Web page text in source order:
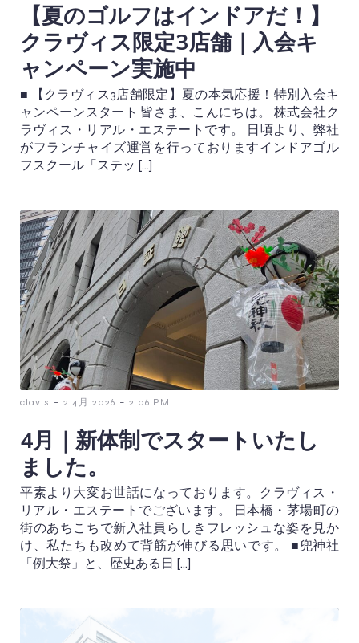
【夏のゴルフはインドアだ！】
クラヴィス限定3店舗｜入会キ
ャンペーン実施中
■ 【クラヴィス3店舗限定】夏の本気応援！特別入会キ
ャンペーンスタート 皆さま、こんにちは。 株式会社ク
ラヴィス・リアル・エステートです。 日頃より、弊社
がフランチャイズ運営を行っておりますインドアゴル
フスクール「ステッ […]
clavis - 2 4月 2026 - 2:06 PM
4月｜新体制でスタートいたし
ました。
平素より大変お世話になっております。クラヴィス・
リアル・エステートでございます。 日本橋・茅場町の
街のあちこちで新入社員らしきフレッシュな姿を見か
け、私たちも改めて背筋が伸びる思いです。 ■兜神社
「例大祭」と、歴史ある日 […]